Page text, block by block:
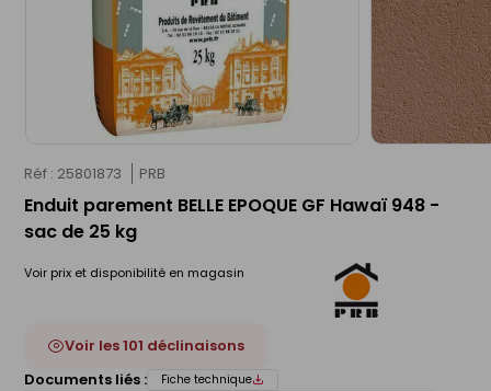
Réf : 25801873 PRB
Enduit parement BELLE EPOQUE GF Hawaï 948 -
sac de 25 kg
Voir prix et disponibilité en magasin
Voir les 101 déclinaisons
Documents liés :
Fiche technique